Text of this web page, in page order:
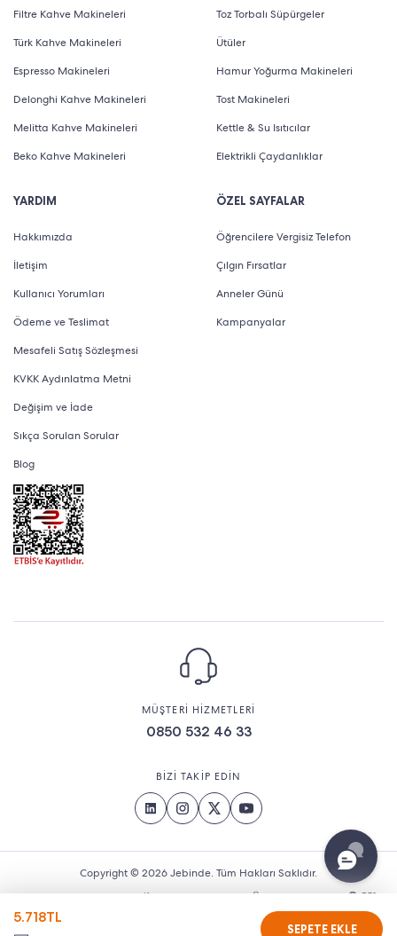
5.718TL
SEPETE EKLE
Filtre Kahve Makineleri
Türk Kahve Makineleri
Espresso Makineleri
Delonghi Kahve Makineleri
Melitta Kahve Makineleri
Beko Kahve Makineleri
YARDIM
Hakkımızda
İletişim
Kullanıcı Yorumları
Ödeme ve Teslimat
Mesafeli Satış Sözleşmesi
KVKK Aydınlatma Metni
Değişim ve İade
Sıkça Sorulan Sorular
Blog
Toz Torbalı Süpürgeler
Ütüler
Hamur Yoğurma Makineleri
Tost Makineleri
Kettle & Su Isıtıcılar
Elektrikli Çaydanlıklar
ÖZEL SAYFALAR
Öğrencilere Vergisiz Telefon
Çılgın Fırsatlar
Anneler Günü
Kampanyalar
MÜŞTERİ HİZMETLERİ
0850 532 46 33
BİZİ TAKİP EDİN
Copyright © 2026 Jebinde. Tüm Hakları Saklıdır.